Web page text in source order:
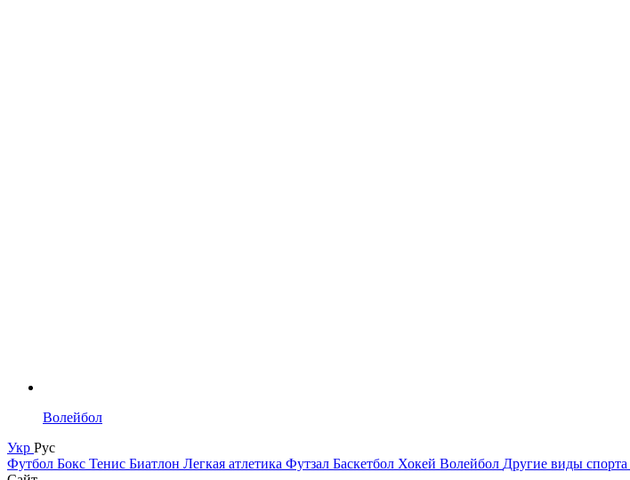
Волейбол
Укр Рус
Футбол Бокс Тенис Биатлон Легкая атлетика Футзал Баскетбол Хокей Волейбол Другие виды спорта